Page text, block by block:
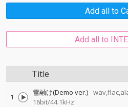
Add all to
Add all to
Title
1 雪融け(Demo ver.)
16bit/44.1kHz